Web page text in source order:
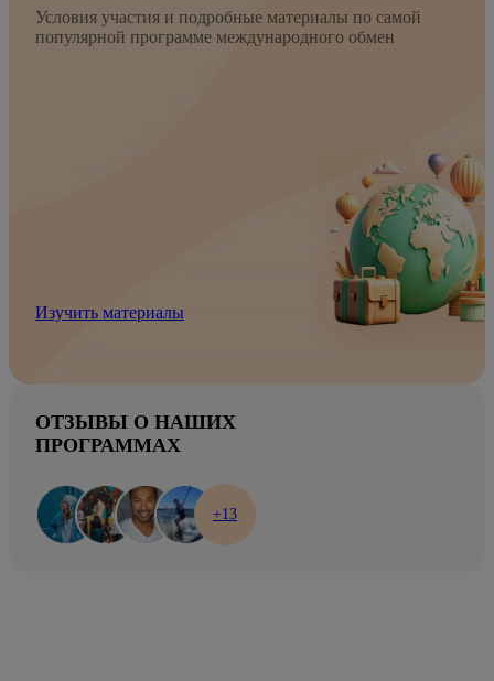
Условия участия и подробные материалы по самой
популярной программе международного обмен
Изучить материалы
ОТЗЫВЫ О НАШИХ
ПРОГРАММАХ
+13